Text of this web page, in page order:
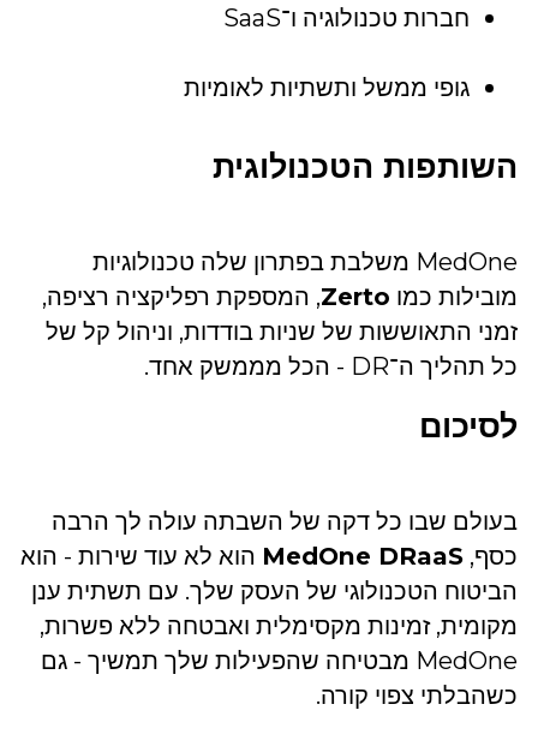
חברות טכנולוגיה ו־SaaS
גופי ממשל ותשתיות לאומיות
השותפות הטכנולוגית
MedOne משלבת בפתרון שלה טכנולוגיות
מובילות כמו Zerto, המספקת רפליקציה רציפה,
זמני התאוששות של שניות בודדות, וניהול קל של
כל תהליך ה־DR - הכל מממשק אחד.
לסיכום
בעולם שבו כל דקה של השבתה עולה לך הרבה
כסף, MedOne DRaaS הוא לא עוד שירות - הוא
הביטוח הטכנולוגי של העסק שלך. עם תשתית ענן
מקומית, זמינות מקסימלית ואבטחה ללא פשרות,
MedOne מבטיחה שהפעילות שלך תמשיך - גם
כשהבלתי צפוי קורה.